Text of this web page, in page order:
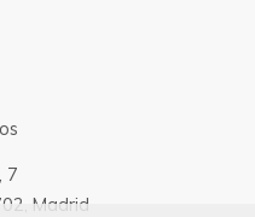
7
Madrid